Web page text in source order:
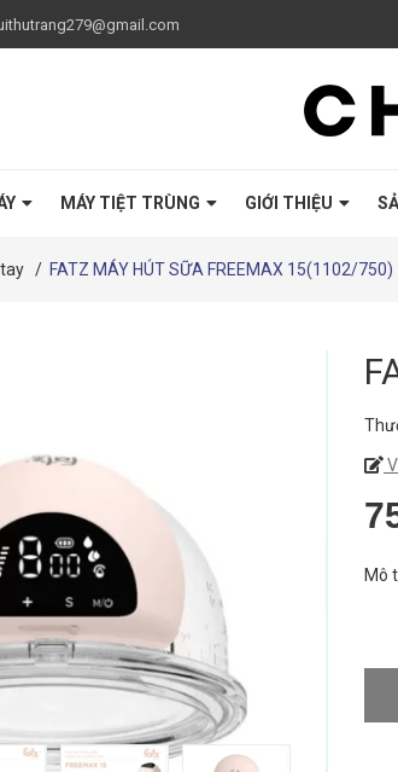
MÁY TIỆT TRÙNG GIỚI THIỆU
/ FATZ MÁY HÚT SỮA FREEMAX 15(1102/750)
Mô